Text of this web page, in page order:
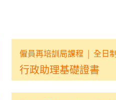
僱員再培訓局課程 | 全日
行政助理基礎證書